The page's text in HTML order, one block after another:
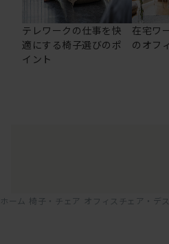
テレワークの仕事を快
適にする椅子選びのポ
イント
在宅ワ
のオフ
ホーム 椅子・チェア オフィスチェア・デ